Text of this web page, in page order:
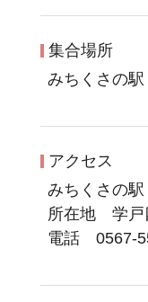
集合場所
みちくさの駅
アクセス
みちくさの駅
所在地 学戸
電話 0567-